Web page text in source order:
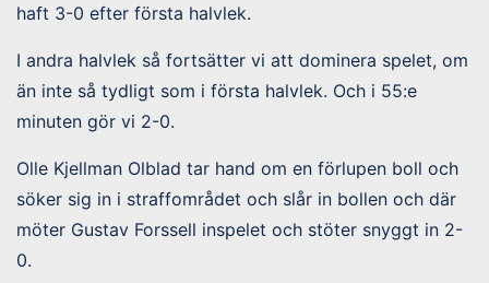
haft 3-0 efter första halvlek.
I andra halvlek så fortsätter vi att dominera spelet, om
än inte så tydligt som i första halvlek. Och i 55:e
minuten gör vi 2-0.
Olle Kjellman Olblad tar hand om en förlupen boll och
söker sig in i straffområdet och slår in bollen och där
möter Gustav Forssell inspelet och stöter snyggt in 2-
0.